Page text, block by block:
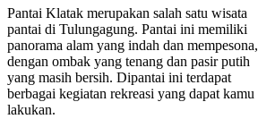
Pantai Klatak merupakan salah satu wisata
pantai di Tulungagung. Pantai ini memiliki
panorama alam yang indah dan mempesona,
dengan ombak yang tenang dan pasir putih
yang masih bersih. Dipantai ini terdapat
berbagai kegiatan rekreasi yang dapat kamu
lakukan.